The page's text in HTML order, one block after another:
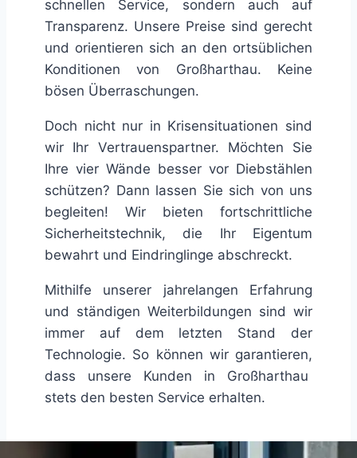
schnellen Service, sondern auch auf
Transparenz. Unsere Preise sind gerecht
und orientieren sich an den ortsüblichen
Konditionen von Großharthau. Keine
bösen Überraschungen.
Doch nicht nur in Krisensituationen sind
wir Ihr Vertrauenspartner. Möchten Sie
Ihre vier Wände besser vor Diebstählen
schützen? Dann lassen Sie sich von uns
begleiten! Wir bieten fortschrittliche
Sicherheitstechnik, die Ihr Eigentum
bewahrt und Eindringlinge abschreckt.
Mithilfe unserer jahrelangen Erfahrung
und ständigen Weiterbildungen sind wir
immer auf dem letzten Stand der
Technologie. So können wir garantieren,
dass unsere Kunden in Großharthau
stets den besten Service erhalten.